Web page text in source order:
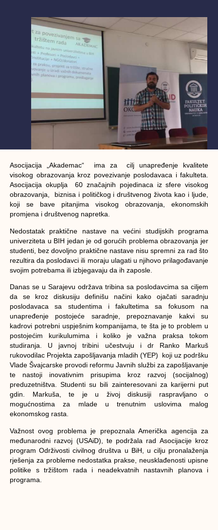
Asocijacija „Akademac“ ima za cilj unapređenje kvalitete
visokog obrazovanja kroz povezivanje poslodavaca i fakulteta.
Asocijacija okuplja 60 značajnih pojedinaca iz sfere visokog
obrazovanja, biznisa i političkog i društvenog života kao i ljude,
koji se bave pitanjima visokog obrazovanja, ekonomskih
promjena i društvenog napretka.
Nedostatak praktične nastave na većini studijskih programa
univerziteta u BIH jedan je od gorućih problema obrazovanja jer
studenti, bez dovoljno praktične nastave nisu spremni za rad što
rezultira da poslodavci ili moraju ulagati u njihovo prilagođavanje
svojim potrebama ili izbjegavaju da ih zaposle.
Danas se u Sarajevu održava tribina sa poslodavcima sa ciljem
da se kroz diskusiju definišu načini kako ojačati saradnju
poslodavaca sa studentima i fakultetima sa fokusom na
unapređenje postojeće saradnje, prepoznavanje kakvi su
kadrovi potrebni uspješnim kompanijama, te šta je to problem u
postojećim kurikulumima i koliko je važna praksa tokom
studiranja. U javnoj tribini učestvuju i dr Ranko Markuš
rukovodilac Projekta zapošljavanja mladih (YEP) koji uz podršku
Vlade Švajcarske provodi reformu Javnih službi za zapošljavanje
te nastoji inovativnim prisupima kroz razvoj (socijalnog)
preduzetništva. Studenti su bili zainteresovani za karijerni put
gdin. Markuša, te je u živoj diskusiji raspravljano o
mogućnostima za mlade u trenutnim uslovima malog
ekonomskog rasta.
Važnost ovog problema je prepoznala Američka agencija za
međunarodni razvoj (USAiD), te podržala rad Asocijacije kroz
program Održivosti civilnog društva u BiH, u cilju pronalaženja
rješenja za probleme nedostatka prakse, neusklađenosti upisne
politike s tržištom rada i neadekvatnih nastavnih planova i
programa.